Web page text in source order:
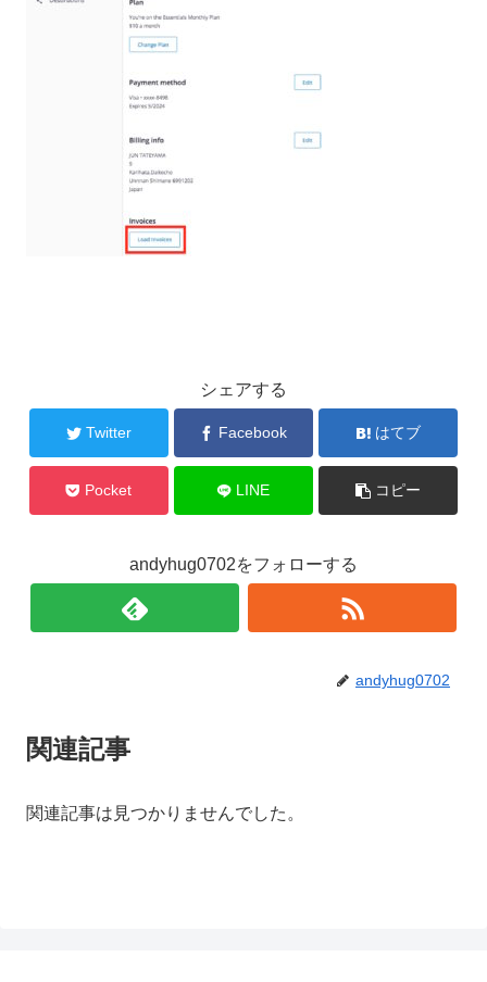
シェアする
Twitter Facebook はてブ
Pocket LINE コピー
andyhug0702をフォローする
andyhug0702
関連記事
関連記事は見つかりませんでした。